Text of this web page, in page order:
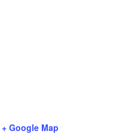
+ Google Map